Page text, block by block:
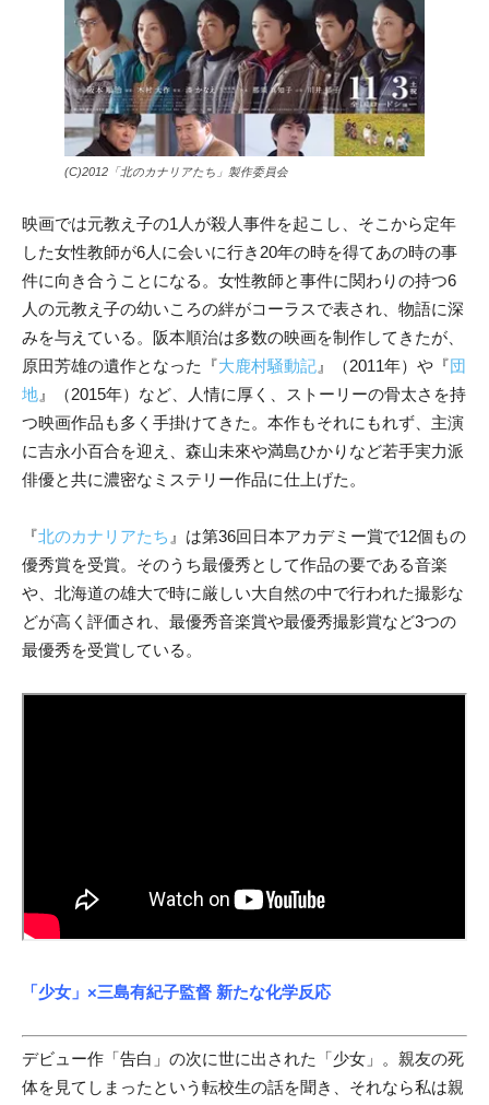
(C)2012「北のカナリアたち」製作委員会
映画では元教え子の1人が殺人事件を起こし、そこから定年
した女性教師が6人に会いに行き20年の時を得てあの時の事
件に向き合うことになる。女性教師と事件に関わりの持つ6
人の元教え子の幼いころの絆がコーラスで表され、物語に深
みを与えている。阪本順治は多数の映画を制作してきたが、
原田芳雄の遺作となった『大鹿村騒動記 』（2011年）や『団
地 』（2015年）など、人情に厚く、ストーリーの骨太さを持
つ映画作品も多く手掛けてきた。本作もそれにもれず、主演
に吉永小百合を迎え、森山未來や満島ひかりなど若手実力派
俳優と共に濃密なミステリー作品に仕上げた。
『北のカナリアたち 』は第36回日本アカデミー賞で12個もの
優秀賞を受賞。そのうち最優秀として作品の要である音楽
や、北海道の雄大で時に厳しい大自然の中で行われた撮影な
どが高く評価され、最優秀音楽賞や最優秀撮影賞など3つの
最優秀を受賞している。
「少女」×三島有紀子監督 新たな化学反応
デビュー作「告白」の次に世に出された「少女」。親友の死
体を見てしまったという転校生の話を聞き、それなら私は親